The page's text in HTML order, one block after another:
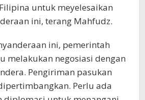
untuk meyelesaikan
ini, terang Mahfudz.
ini, pemerintah
melakukan negosiasi dengan
Pengiriman pasukan
Perlu ada